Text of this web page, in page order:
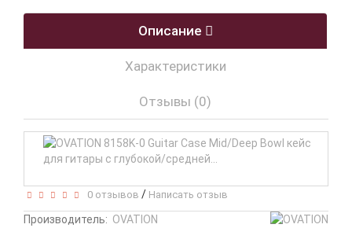
Описание
Характеристики
Отзывы (0)
0 отзывов / Написать отзыв
Производитель: OVATION